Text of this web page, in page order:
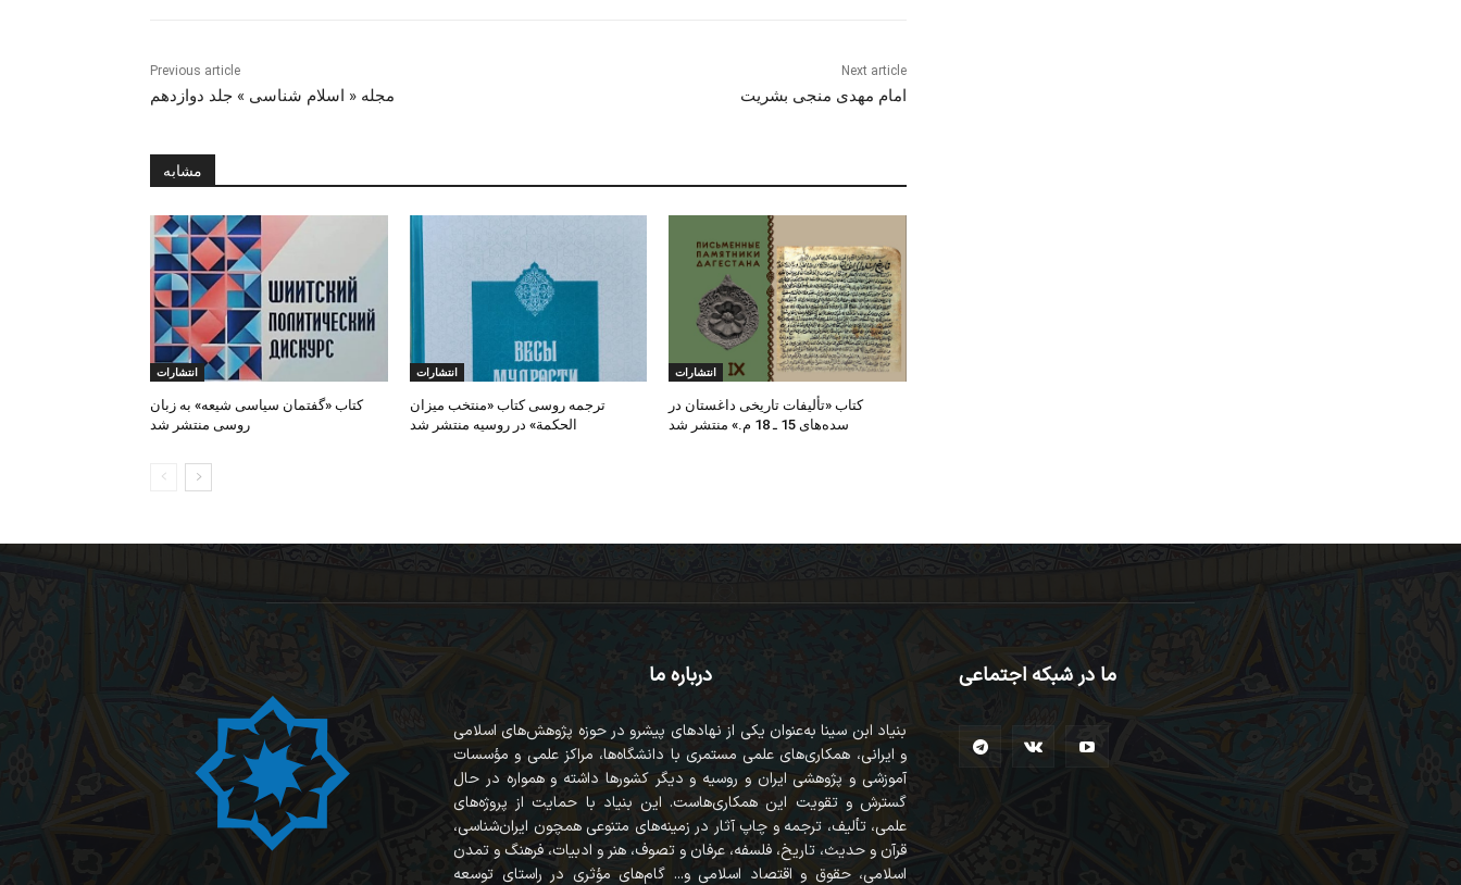
Previous article
مجله « اسلام شناسی » جلد دوازدهم
Next article
امام مهدی منجی بشریت
مشابه
انتشارات
کتاب «گفتمان سیاسی شیعه» به زبان
روسی منتشر شد
انتشارات
ترجمه روسی کتاب «منتخب میزان
الحکمة» در روسیه منتشر شد
انتشارات
کتاب «تألیفات تاریخی داغستان در
سده‌های 15 ـ 18 م.» منتشر شد
درباره ما
بنیاد ابن سینا به‌عنوان یکی از نهادهای پیشرو در حوزه پژوهش‌های اسلامی
و ایرانی، همکاری‌های علمی مستمری با دانشگاه‌ها، مراکز علمی و مؤسسات
آموزشی و پژوهشی ایران و روسیه و دیگر کشورها داشته و همواره در حال
گسترش و تقویت این همکاری‌هاست. این بنیاد با حمایت از پروژه‌های
علمی، تألیف، ترجمه و چاپ آثار در زمینه‌های متنوعی همچون ایران‌شناسی،
قرآن‌ و حدیث، تاریخ، فلسفه، عرفان و تصوف، هنر و ادبیات، فرهنگ و تمدن
اسلامی، حقوق و اقتصاد اسلامی و... گام‌های مؤثری در راستای توسعه
ما در شبکه اجتماعی